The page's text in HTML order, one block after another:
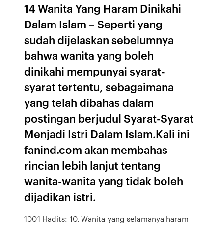
14 Wanita Yang Haram Dinikahi
Dalam Islam – Seperti yang
sudah dijelaskan sebelumnya
bahwa wanita yang boleh
dinikahi mempunyai syarat-
syarat tertentu, sebagaimana
yang telah dibahas dalam
postingan berjudul Syarat-Syarat
Menjadi Istri Dalam Islam.Kali ini
fanind.com akan membahas
rincian lebih lanjut tentang
wanita-wanita yang tidak boleh
dijadikan istri.
1001 Hadits: 10. Wanita yang selamanya haram